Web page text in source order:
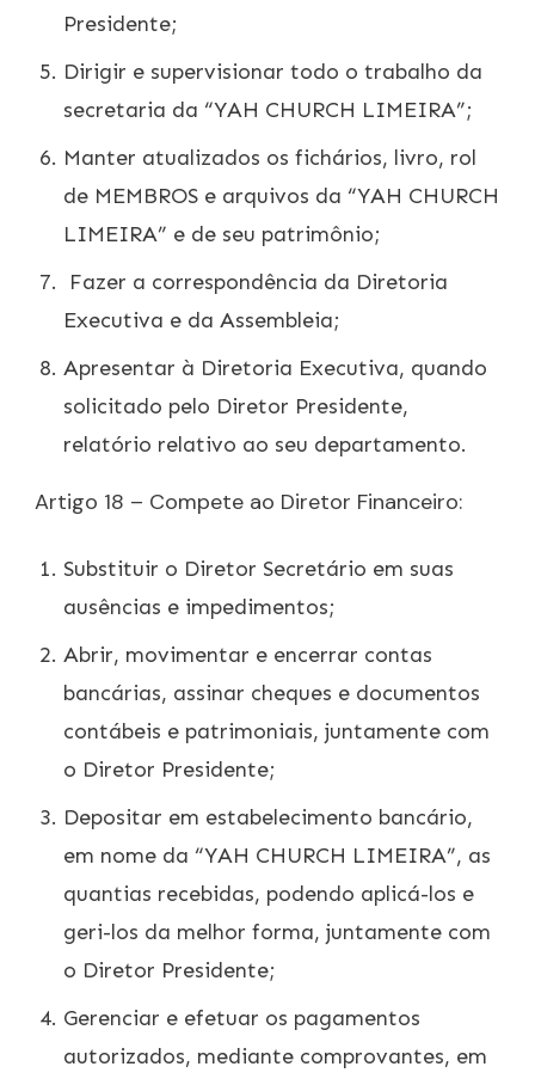
Presidente;
Dirigir e supervisionar todo o trabalho da
secretaria da “YAH CHURCH LIMEIRA”;
Manter atualizados os fichários, livro, rol
de MEMBROS e arquivos da “YAH CHURCH
LIMEIRA” e de seu patrimônio;
Fazer a correspondência da Diretoria
Executiva e da Assembleia;
Apresentar à Diretoria Executiva, quando
solicitado pelo Diretor Presidente,
relatório relativo ao seu departamento.
Artigo 18 – Compete ao Diretor Financeiro:
Substituir o Diretor Secretário em suas
ausências e impedimentos;
Abrir, movimentar e encerrar contas
bancárias, assinar cheques e documentos
contábeis e patrimoniais, juntamente com
o Diretor Presidente;
Depositar em estabelecimento bancário,
em nome da “YAH CHURCH LIMEIRA”, as
quantias recebidas, podendo aplicá-los e
geri-los da melhor forma, juntamente com
o Diretor Presidente;
Gerenciar e efetuar os pagamentos
autorizados, mediante comprovantes, em